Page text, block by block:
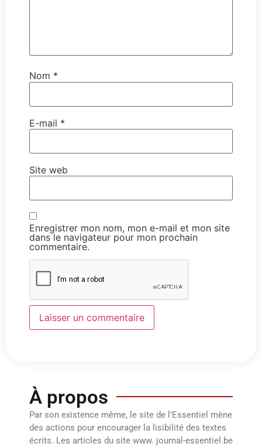
Nom *
E-mail *
Site web
Enregistrer mon nom, mon e-mail et mon site
dans le navigateur pour mon prochain
commentaire.
À propos
Par son existence même, le site de l’Essentiel mène
des actions pour encourager la lisibilité des textes
écrits. Les articles du site www. journal-essentiel.be